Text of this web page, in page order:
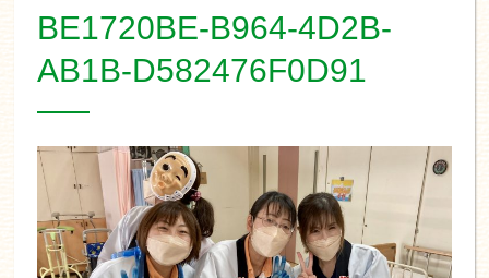
BE1720BE-B964-4D2B-
AB1B-D582476F0D91